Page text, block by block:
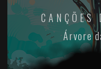
CANÇÕES
Árvore